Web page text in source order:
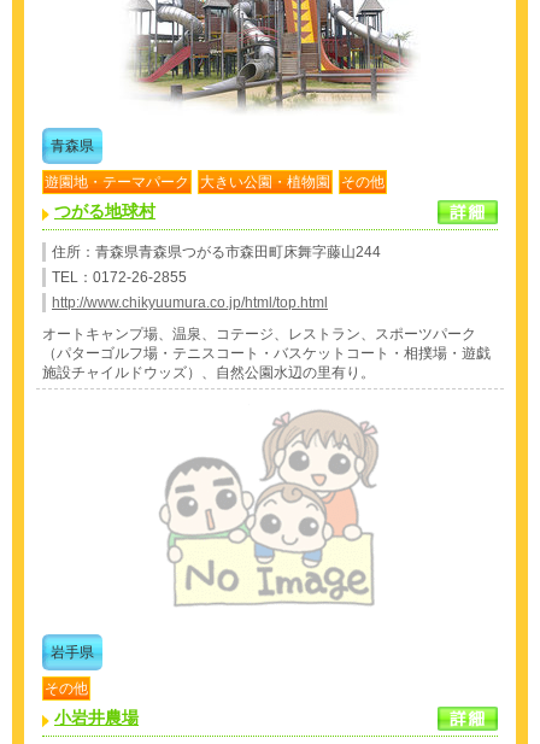
青森県
遊園地・テーマパーク 大きい公園・植物園 その他
つがる地球村
住所：青森県青森県つがる市森田町床舞字藤山244
TEL：0172-26-2855
http://www.chikyuumura.co.jp/html/top.html
オートキャンプ場、温泉、コテージ、レストラン、スポーツパーク
（パターゴルフ場・テニスコート・バスケットコート・相撲場・遊戯
施設チャイルドウッズ）、自然公園水辺の里有り。
岩手県
その他
小岩井農場